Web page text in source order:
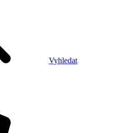
Vyhledat